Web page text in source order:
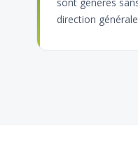
direction